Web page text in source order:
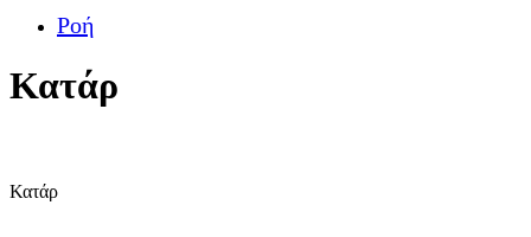
Ροή
Κατάρ
Κατάρ